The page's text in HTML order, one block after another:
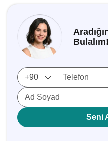
Bulalım!
Ad Soyad
Seni